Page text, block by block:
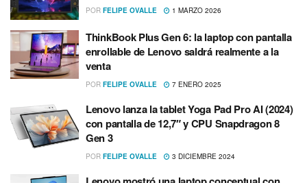
POR FELIPE OVALLE 1 MARZO 2026
ThinkBook Plus Gen 6: la laptop con pantalla
enrollable de Lenovo saldrá realmente a la
venta
POR FELIPE OVALLE 7 ENERO 2025
Lenovo lanza la tablet Yoga Pad Pro AI (2024)
con pantalla de 12,7″ y CPU Snapdragon 8
Gen 3
POR FELIPE OVALLE 3 DICIEMBRE 2024